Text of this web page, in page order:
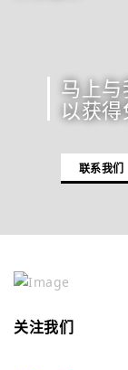
马上与
以获
联系我们
关注我们